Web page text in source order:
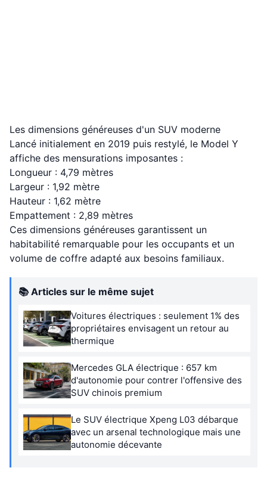
Les dimensions généreuses d'un SUV moderne
Lancé initialement en 2019 puis restylé, le Model Y
affiche des mensurations imposantes :
Longueur : 4,79 mètres
Largeur : 1,92 mètre
Hauteur : 1,62 mètre
Empattement : 2,89 mètres
Ces dimensions généreuses garantissent un
habitabilité remarquable pour les occupants et un
volume de coffre adapté aux besoins familiaux.
📚 Articles sur le même sujet
Voitures électriques : seulement 1% des
propriétaires envisagent un retour au
thermique
Mercedes GLA électrique : 657 km
d'autonomie pour contrer l'offensive des
SUV chinois premium
Le SUV électrique Xpeng L03 débarque
avec un arsenal technologique mais une
autonomie décevante